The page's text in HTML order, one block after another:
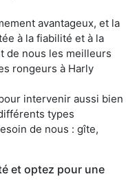
avantageux, et la
à la fiabilité et à la
de nous les meilleurs
rongeurs à Harly
intervenir aussi bien
types
de nous : gîte,
et optez pour une